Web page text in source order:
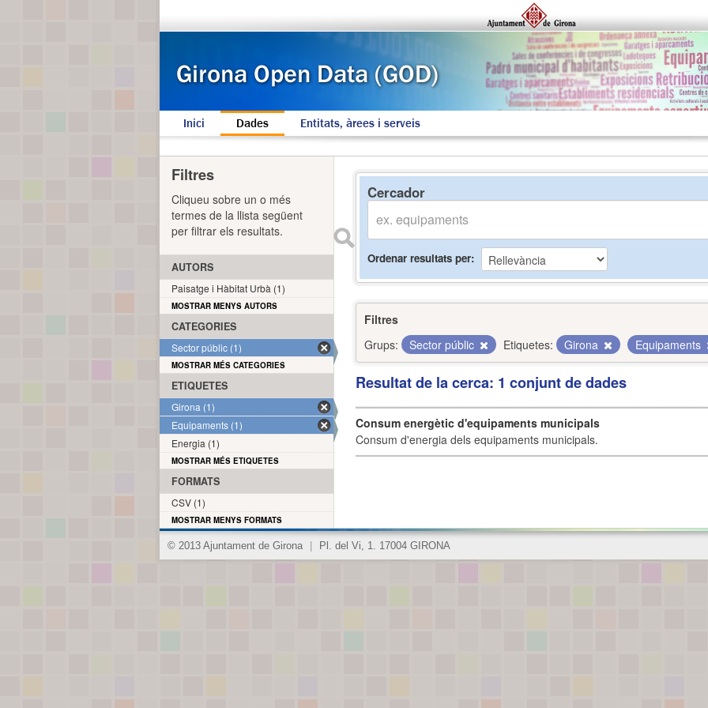
Inici Dades Entitats, àrees i serveis
Cercador
Ordenar resultats per
Filtres
Grups:
Sector públic Etiquetes: Girona Equipaments
Resultat de la cerca: 1 conjunt de dades
Consum energètic d'equipaments municipals
Consum d'energia dels equipaments municipals.
Filtres
Cliqueu sobre un o més
termes de la llista següent
per filtrar els resultats.
AUTORS
Paisatge i Hàbitat Urbà (1)
MOSTRAR MENYS AUTORS
CATEGORIES
Sector públic (1)
MOSTRAR MÉS CATEGORIES
ETIQUETES
Girona (1)
Equipaments (1)
Energia (1)
MOSTRAR MÉS ETIQUETES
FORMATS
CSV (1)
MOSTRAR MENYS FORMATS
© 2013 Ajuntament de Girona Pl. del Vi, 1. 17004 GIRONA